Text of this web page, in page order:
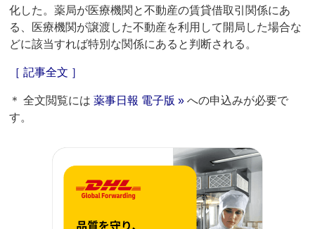
化した。薬局が医療機関と不動産の賃貸借取引関係にあ
る、医療機関が譲渡した不動産を利用して開局した場合な
どに該当すれば特別な関係にあると判断される。
［ 記事全文 ］
＊ 全文閲覧には薬事日報 電子版 » への申込みが必要で
す。